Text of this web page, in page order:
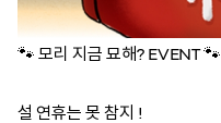
🐾 모리 지금 묘해? EVENT🐾
설 연휴는 못 참지 !